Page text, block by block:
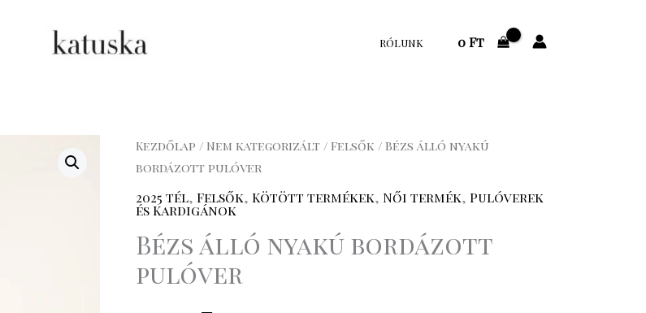
RÓLUNK 0Ft
Kezdőlap / Nem kategorizált / Felsők / Bézs álló nyakú
bordázott pulóver
2025 tél, Felsők, Kötött termékek, Női termék, Pulóverek
és Kardigánok
Bézs álló nyakú bordázott
pulóver
Bézs
álló
nyakú
bordázott
pulóver
mennyiség